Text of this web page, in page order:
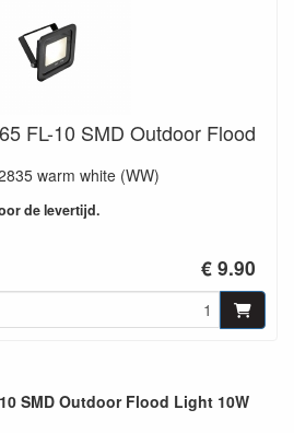
FL-10 SMD Outdoor Flood
warm white (WW)
de levertijd.
€ 9.90
SMD Outdoor Flood Light 10W